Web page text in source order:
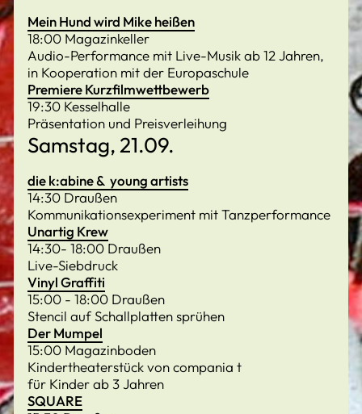
Mein Hund wird Mike heißen
18:00 Magazinkeller
Audio-Performance mit Live-Musik ab 12 Jahren,
in Kooperation mit der Europaschule
Premiere Kurzfilmwettbewerb
19:30 Kesselhalle
Präsentation und Preisverleihung
Samstag, 21.09.
die k:abine & young artists
14:30 Draußen
Kommunikationsexperiment mit Tanzperformance
Unartig Krew
14:30- 18:00 Draußen
Live-Siebdruck
Vinyl Graffiti
15:00 - 18:00 Draußen
Stencil auf Schallplatten sprühen
Der Mumpel
15:00 Magazinboden
Kindertheaterstück von compania t
für Kinder ab 3 Jahren
SQUARE